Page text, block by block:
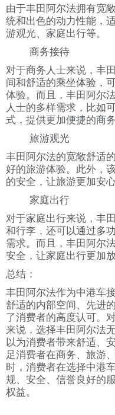
由于丰田阿尔法拥有宽
统和出色的动力性能，
游观光、家庭出行等。
商务接待
对于商务人士来说，丰
间和舒适的乘坐体验，
体验。而且，丰田阿尔
人士的多样需求，比如
式，提供更加便捷的商
旅游观光
丰田阿尔法的宽敞舒适
好的旅游体验。此外，
的安全，让旅游更加安心
家庭出行
对于家庭出行来说，丰
和行李，还可以通过多
需求。而且，丰田阿尔
安全，让家庭出行更加
总结：
丰田阿尔法作为中港车
舒适的内部空间、先进
了消费者的高度认可。
来说，选择丰田阿尔法
以为消费者带来舒适、
足消费者在商务、旅游
时，消费者在选择中港
规、安全、信誉良好的
权益。